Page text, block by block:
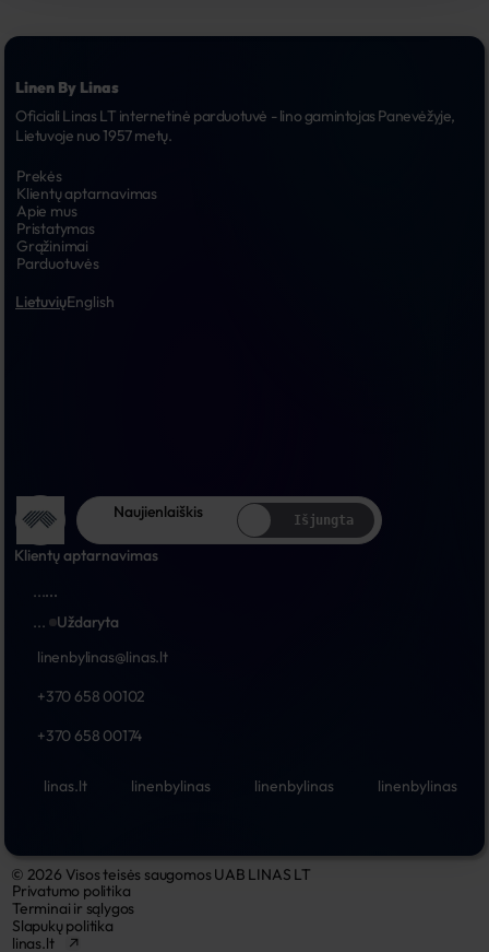
Linen By Linas
Oficiali Linas LT internetinė parduotuvė - lino gamintojas Panevėžyje,
Lietuvoje nuo 1957 metų.
Prekės
Klientų aptarnavimas
Apie mus
Pristatymas
Grąžinimai
Parduotuvės
LietuviųEnglish
Naujienlaiškis Išjungta
Klientų aptarnavimas
......
...
Uždaryta
linenbylinas@linas.lt
+370 658 00102
+370 658 00174
linas.lt linenbylinas linenbylinas linenbylinas
© 2026 Visos teisės saugomos UAB LINAS LT
Privatumo politika
Terminai ir sąlygos
Slapukų politika
linas.lt